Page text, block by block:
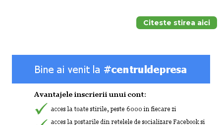
Citeste stirea aici